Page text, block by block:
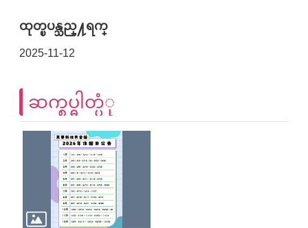
ထုတ္ၿပန္သည္႔ရက္
2025-11-12
ဆက္စပ္ဓါတ္ပံု